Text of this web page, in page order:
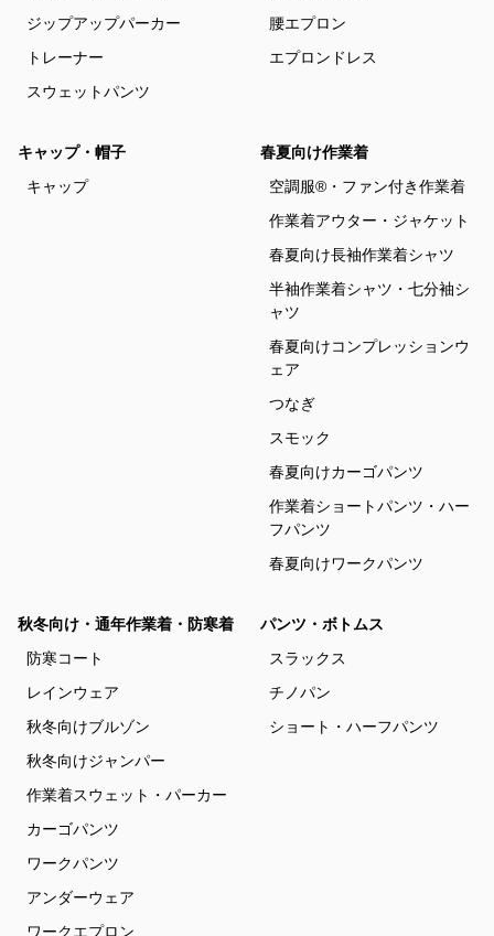
ジップアップパーカー
トレーナー
スウェットパンツ
腰エプロン
エプロンドレス
キャップ・帽子
キャップ
春夏向け作業着
空調服®・ファン付き作業着
作業着アウター・ジャケット
春夏向け長袖作業着シャツ
半袖作業着シャツ・七分袖シ
ャツ
春夏向けコンプレッションウ
ェア
つなぎ
スモック
春夏向けカーゴパンツ
作業着ショートパンツ・ハー
フパンツ
春夏向けワークパンツ
秋冬向け・通年作業着・防寒着
防寒コート
レインウェア
秋冬向けブルゾン
秋冬向けジャンパー
作業着スウェット・パーカー
カーゴパンツ
ワークパンツ
アンダーウェア
ワークエプロン
パンツ・ボトムス
スラックス
チノパン
ショート・ハーフパンツ